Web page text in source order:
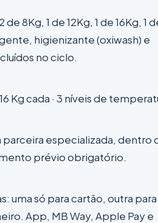
de 8Kg, 1 de 12Kg, 1 de 16Kg, 1
higienizante (oxiwash) e
no ciclo.
Kg cada · 3 níveis de
parceira especializada, dentro
prévio obrigatório.
uma só para cartão, outra para
App, MB Way, Apple Pay e